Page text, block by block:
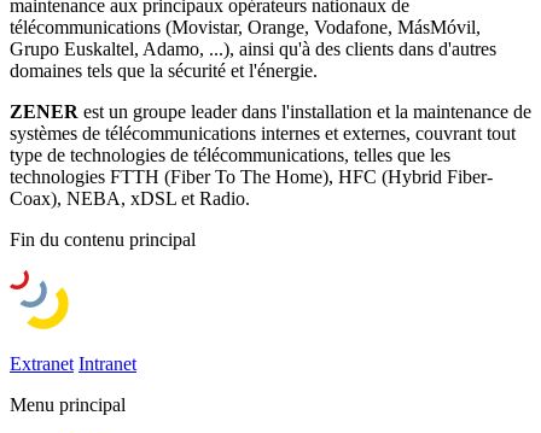
maintenance aux principaux opérateurs nationaux de
télécommunications (Movistar, Orange, Vodafone, MásMóvil,
Grupo Euskaltel, Adamo, ...), ainsi qu'à des clients dans d'autres
domaines tels que la sécurité et l'énergie.
ZENER est un groupe leader dans l'installation et la maintenance de
systèmes de télécommunications internes et externes, couvrant tout
type de technologies de télécommunications, telles que les
technologies FTTH (Fiber To The Home), HFC (Hybrid Fiber-
Coax), NEBA, xDSL et Radio.
Fin du contenu principal
Extranet Intranet
Menu principal